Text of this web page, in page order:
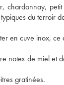
chardonnay,
du terroir
en cuve inox,
notes de miel et
gratinées.